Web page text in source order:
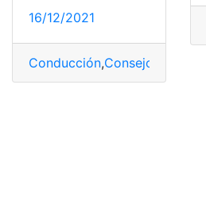
16/12/2021
Conducción,Consejos